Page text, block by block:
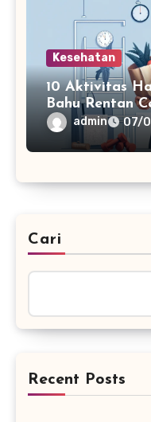
Kesehatan
10 Aktivitas
Bahu Rentan
admin 07/
Cari
Recent Posts